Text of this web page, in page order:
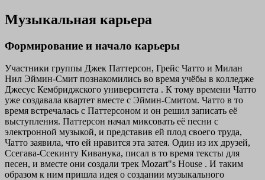
Музыкальная карьера
Формирование и начало карьеры
Участники группы Джек Паттерсон, Грейс Чатто и Милан
Нил Эймин-Смит познакомились во время учёбы в колледже
Джесус Кембриджского университета . К тому времени Чатто
уже создавала квартет вместе с Эймин-Смитом. Чатто в то
время встречалась с Паттерсоном и он решил записать её
выступления. Паттерсон начал миксовать её песни с
электронной музыкой, и представив ей плод своего труда,
Чатто заявила, что ей нравится эта затея. Один из их друзей,
Ссегава-Ссекинту Киванука, писал в то время тексты для
песен, и вместе они создали трек Mozart"s House . И таким
образом к ним пришла идея о создании музыкального